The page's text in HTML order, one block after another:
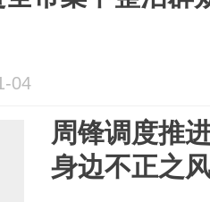
04
周锋调度推
身边不正之